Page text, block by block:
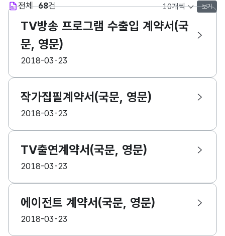
전체 68건
목록 표시 개수 선택
보기
TV방송 프로그램 수출입 계약서(국
문, 영문)
등록일2018-03-23
작가집필계약서(국문, 영문)
등록일2018-03-23
TV출연계약서(국문, 영문)
등록일2018-03-23
에이전트 계약서(국문, 영문)
등록일2018-03-23